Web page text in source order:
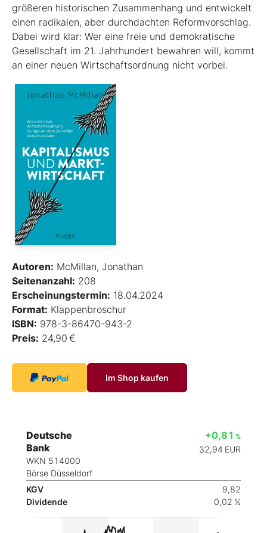
größeren historischen Zusammenhang und entwickelt
einen radikalen, aber durchdachten Reformvorschlag.
Dabei wird klar: Wer eine freie und demokratische
Gesellschaft im 21. Jahrhundert bewahren will, kommt
an einer neuen Wirtschaftsordnung nicht vorbei.
Autoren: McMillan, Jonathan
Seitenanzahl: 208
Erscheinungstermin: 18.04.2024
Format: Klappenbroschur
ISBN: 978-3-86470-943-2
Preis: 24,90 €
Im Shop kaufen
Deutsche
Bank
WKN 514000
Börse Düsseldorf
+0,81 %
32,94 EUR
KGV
9,82
Dividende
0,02 %